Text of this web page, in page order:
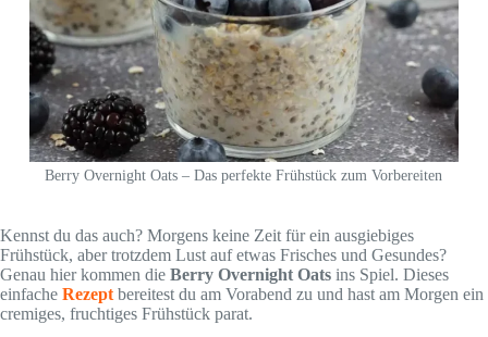
Berry Overnight Oats – Das perfekte Frühstück zum Vorbereiten
Kennst du das auch? Morgens keine Zeit für ein ausgiebiges
Frühstück, aber trotzdem Lust auf etwas Frisches und Gesundes?
Genau hier kommen die Berry Overnight Oats ins Spiel. Dieses
einfache Rezept bereitest du am Vorabend zu und hast am Morgen ein
cremiges, fruchtiges Frühstück parat.